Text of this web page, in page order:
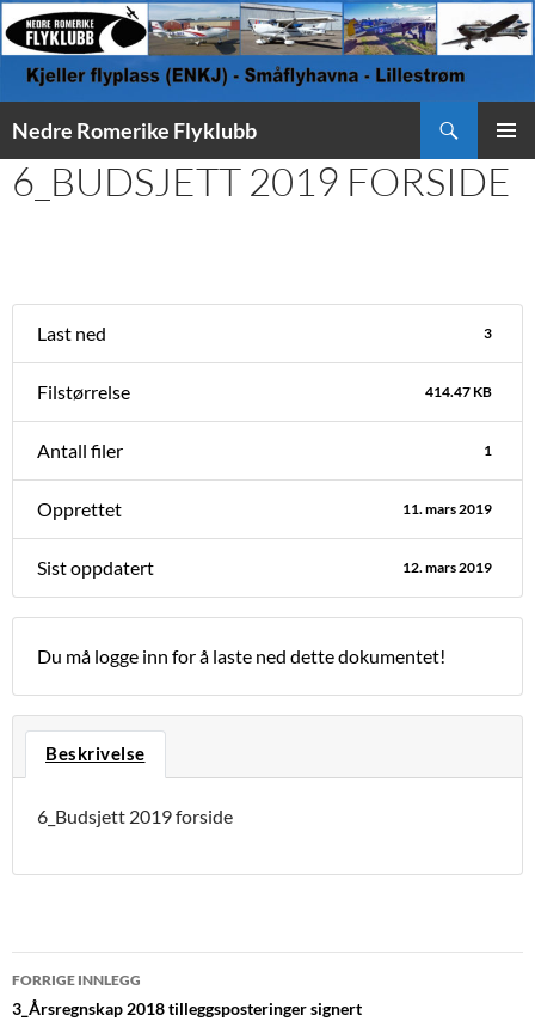
Nedre Romerike Flyklubb
TIL
INNHOLD
6_BUDSJETT 2019 FORSIDE
Last ned 3
Filstørrelse 414.47 KB
Antall filer 1
Opprettet 11. mars 2019
Sist oppdatert 12. mars 2019
Du må logge inn for å laste ned dette dokumentet!
Beskrivelse
6_Budsjett 2019 forside
Innleggsnavigasjon
FORRIGE INNLEGG
3_Årsregnskap 2018 tilleggsposteringer signert